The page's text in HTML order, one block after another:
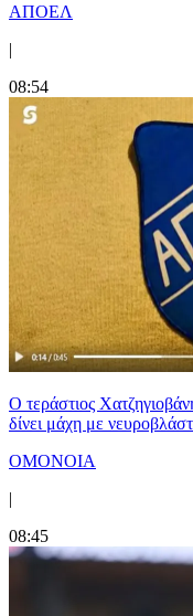
ΑΠΟΕΛ
|
08:54
Ο τεράστιος
δίνει μάχη με
ΟΜΟΝΟΙΑ
|
08:45